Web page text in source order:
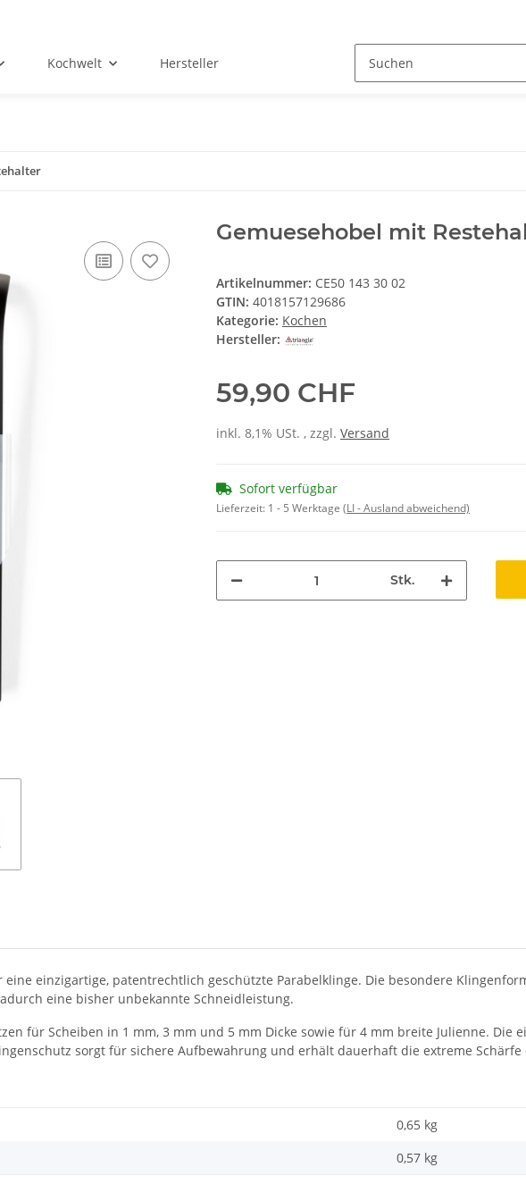
Kochwelt Hersteller
Gemuesehobel mit
Artikelnummer: CE50 143 30 02
GTIN: 4018157129686
Kategorie: Kochen
Hersteller:
59,90 CHF
inkl. 8,1% USt. , zzgl. Versand
Sofort verfügbar
Lieferzeit: 1 - 5 Werktage (LI - Ausland abweichend)
Stk.
einzigartige, patentrechtlich geschützte Parabelklinge. Die besondere
eine bisher unbekannte Schneidleistung.
für Scheiben in 1 mm, 3 mm und 5 mm Dicke sowie für 4 mm breite Julienne. Die
sorgt für sichere Aufbewahrung und erhält dauerhaft die extreme
0,65 kg
0,57 kg